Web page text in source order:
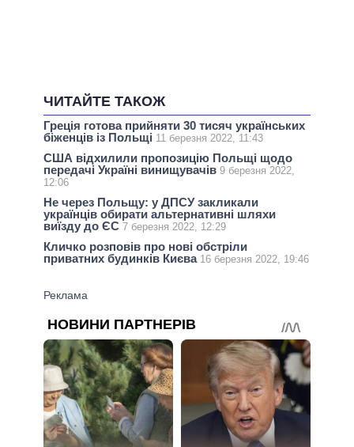
ЧИТАЙТЕ ТАКОЖ
Греція готова прийняти 30 тисяч українських
біженців із Польщі 11 березня 2022, 11:43
США відхилили пропозицію Польщі щодо
передачі Україні винищувачів 9 березня 2022,
12:06
Не через Польщу: у ДПСУ закликали
українців обирати альтернативні шляхи
виїзду до ЄС 7 березня 2022, 12:29
Кличко розповів про нові обстріли
приватних будинків Києва 16 березня 2022, 19:46